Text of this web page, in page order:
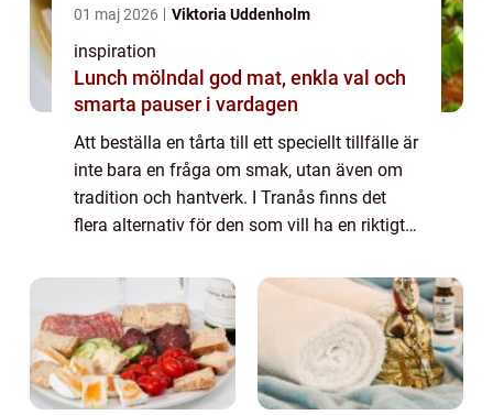
01 maj 2026 Viktoria Uddenholm
inspiration
Lunch mölndal god mat, enkla val och
smarta pauser i vardagen
Att beställa en tårta till ett speciellt tillfälle är
inte bara en fråga om smak, utan även om
tradition och hantverk. I Tranås finns det
flera alternativ för den som vill ha en riktigt